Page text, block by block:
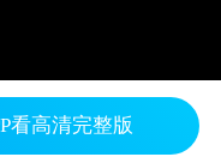
看高清完整版